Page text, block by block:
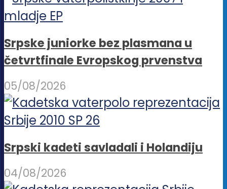
Srpske juniorke bez plasmana u
četvrtfinale Evropskog prvenstva
05/08/2026
Srpski kadeti savladali i Holandiju
04/08/2026